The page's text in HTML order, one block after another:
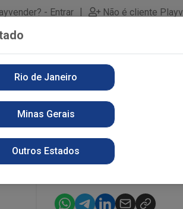
- Entrar | Não é cliente
MOLHO
Rio de Janeiro
Minas Gerais
Outros Estados